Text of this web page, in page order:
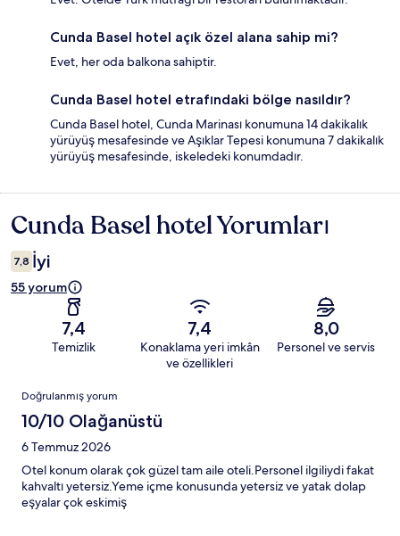
Cunda Basel hotel açık özel alana sahip mi?
Evet, her oda balkona sahiptir.
Cunda Basel hotel etrafındaki bölge nasıldır?
Cunda Basel hotel, Cunda Marinası konumuna 14 dakikalık
yürüyüş mesafesinde ve Aşıklar Tepesi konumuna 7 dakikalık
yürüyüş mesafesinde, iskeledeki konumdadır.
Yorumlar
Cunda Basel hotel Yorumları
7,8 İyi
55 yorum
7,4
Temizlik
7,4
Konaklama yeri imkân
ve özellikleri
8,0
Personel ve servis
Yorumlar
Doğrulanmış yorum
10/10 Olağanüstü
6 Temmuz 2026
Otel konum olarak çok güzel tam aile oteli.Personel ilgiliydi fakat
kahvaltı yetersiz.Yeme içme konusunda yetersiz ve yatak dolap
eşyalar çok eskimiş